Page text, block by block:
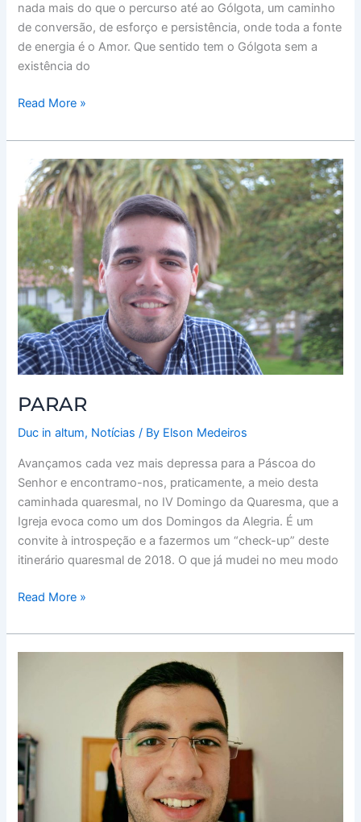
nada mais do que o percurso até ao Gólgota, um caminho
de conversão, de esforço e persistência, onde toda a fonte
de energia é o Amor. Que sentido tem o Gólgota sem a
existência do
Read More »
PARAR
Duc in altum, Notícias / By Elson Medeiros
Avançamos cada vez mais depressa para a Páscoa do
Senhor e encontramo-nos, praticamente, a meio desta
caminhada quaresmal, no IV Domingo da Quaresma, que a
Igreja evoca como um dos Domingos da Alegria. É um
convite à introspeção e a fazermos um “check-up” deste
itinerário quaresmal de 2018. O que já mudei no meu modo
PARAR
Read More »